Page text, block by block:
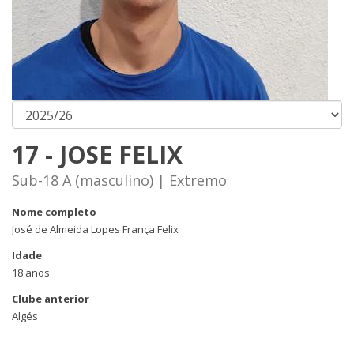
17 - JOSE FELIX
Sub-18 A (masculino) | Extremo
Nome completo
José de Almeida Lopes França Felix
Idade
18 anos
Clube anterior
Algés